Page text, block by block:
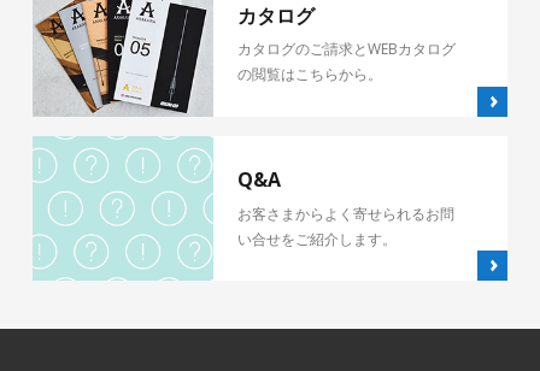
カタログ
カタログのご請求とWEBカタログ
の閲覧はこちらから。
Q&A
お客さまからよく寄せられるお問
い合せをご紹介します。